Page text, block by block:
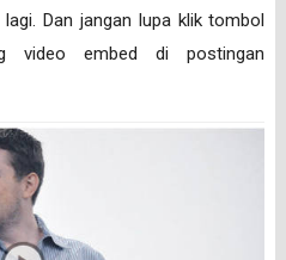
Dan jangan lupa klik tombol
video embed di postingan